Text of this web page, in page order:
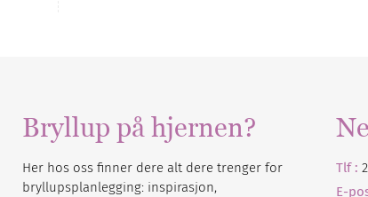
Bryllup på hjernen?
Her hos oss finner dere alt dere trenger for
bryllupsplanlegging: inspirasjon,
Tlf :
E-